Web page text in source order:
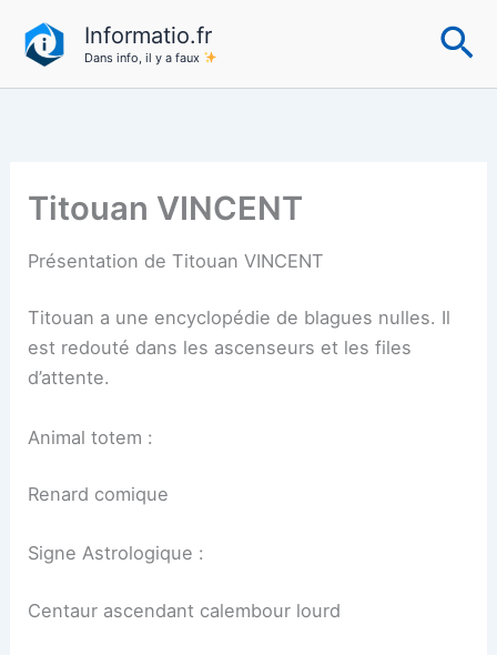
contenu
Informatio.fr
Dans info, il y a faux
Titouan VINCENT
Présentation de Titouan VINCENT
Titouan a une encyclopédie de blagues nulles. Il
est redouté dans les ascenseurs et les files
d’attente.
Animal totem :
Renard comique
Signe Astrologique :
Centaur ascendant calembour lourd